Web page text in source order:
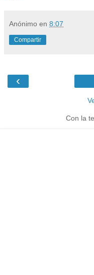
Anónimo en 8:07
Compartir
‹
Con la